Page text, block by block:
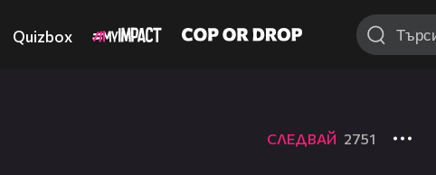
Quizbox
СЛЕДВАЙ 2751